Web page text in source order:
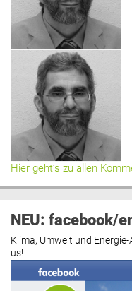
Hier geht’s zu allen
NEU: facebook/
Klima, Umwelt und
us!